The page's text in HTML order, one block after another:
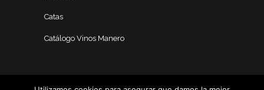
Catas
Catálogo Vinos Manero